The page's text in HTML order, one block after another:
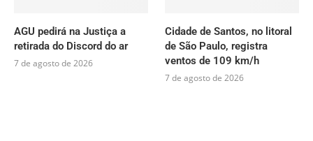
AGU pedirá na Justiça a
retirada do Discord do ar
7 de agosto de 2026
Cidade de Santos, no litoral
de São Paulo, registra
ventos de 109 km/h
7 de agosto de 2026